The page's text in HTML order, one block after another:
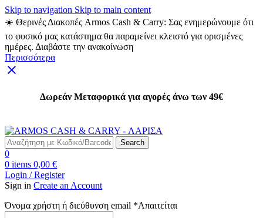
Skip to navigation Skip to main content
☀️ Θερινές Διακοπές Armos Cash & Carry: Σας ενημερώνουμε ότι
το φυσικό μας κατάστημα θα παραμείνει κλειστό για ορισμένες
ημέρες. Διαβάστε την ανακοίνωση
Περισσότερα
Δωρεάν Μεταφορικά για αγορές άνω των 49€
Search
0
0 items 0,00 €
Login / Register
Sign in Create an Account
Όνομα χρήστη ή διεύθυνση email *Απαιτείται